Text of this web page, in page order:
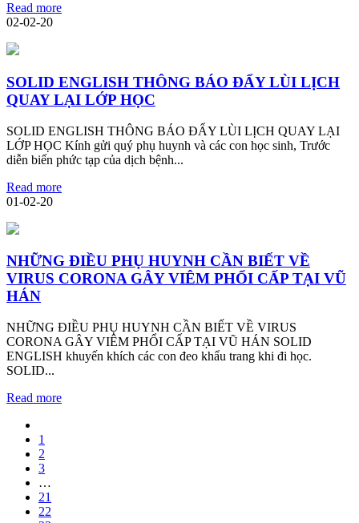
Read more
02-02-20
SOLID ENGLISH THÔNG BÁO ĐẨY LÙI LỊCH
QUAY LẠI LỚP HỌC
SOLID ENGLISH THÔNG BÁO ĐẨY LÙI LỊCH QUAY LẠI
LỚP HỌC Kính gửi quý phụ huynh và các con học sinh, Trước
diễn biến phức tạp của dịch bệnh...
Read more
01-02-20
NHỮNG ĐIỀU PHỤ HUYNH CẦN BIẾT VỀ
VIRUS CORONA GÂY VIÊM PHỔI CẤP TẠI VŨ
HÁN
NHỮNG ĐIỀU PHỤ HUYNH CẦN BIẾT VỀ VIRUS
CORONA GÂY VIÊM PHỔI CẤP TẠI VŨ HÁN SOLID
ENGLISH khuyến khích các con đeo khẩu trang khi đi học.
SOLID...
Read more
1
2
3
…
21
22